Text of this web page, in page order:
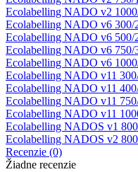
Ecolabelling NADO v2
Ecolabelling NADO v6 300/
Ecolabelling NADO v6 500/
Ecolabelling NADO v6 750/
Ecolabelling NADO v6
Ecolabelling NADO v11
Ecolabelling NADO v11
Ecolabelling NADO v11
Ecolabelling NADO v11
Ecolabelling NADOS v1
Ecolabelling NADOS v2
Recenzie (0)
Žiadne recenzie